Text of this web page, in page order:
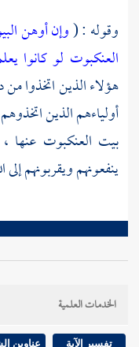
وقوله : (وإن أوهن
العنكبوت لو كانوا
هؤلاء الذين اتخذوا من
أولياءهم الذين
بيت العنكبوت عنها
ينفعونهم ويقربونهم إلى
الخدمات العلمية
تفسير الآية عناوين